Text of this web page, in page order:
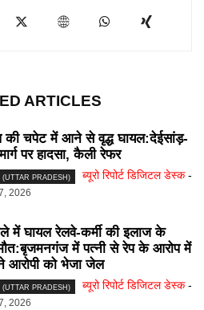
ARTICLES
की चपेट में आने से वृद्ध घायल:देईसांड़-
पर हादसा, कैली रेफर
(UTTAR PRADESH) ब्यूरो रिपोर्ट डिजिटल डेस्क -
2026
में घायल रेलवे-कर्मी की इलाज के
मौत:बृजमनगंज में पत्नी से रेप के आरोप में
आरोपी को भेजा जेल
(UTTAR PRADESH) ब्यूरो रिपोर्ट डिजिटल डेस्क -
2026